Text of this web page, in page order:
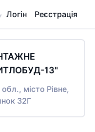
Логін Реєстрація
13"
місто Рівне,
32Г